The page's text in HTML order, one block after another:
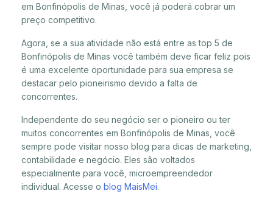
em Bonfinópolis de Minas, você já poderá cobrar um
preço competitivo.
Agora, se a sua atividade não está entre as top 5 de
Bonfinópolis de Minas você também deve ficar feliz pois
é uma excelente oportunidade para sua empresa se
destacar pelo pioneirismo devido a falta de
concorrentes.
Independente do seu negócio ser o pioneiro ou ter
muitos concorrentes em Bonfinópolis de Minas, você
sempre pode visitar nosso blog para dicas de marketing,
contabilidade e negócio. Eles são voltados
especialmente para você, microempreendedor
individual. Acesse o blog MaisMei.